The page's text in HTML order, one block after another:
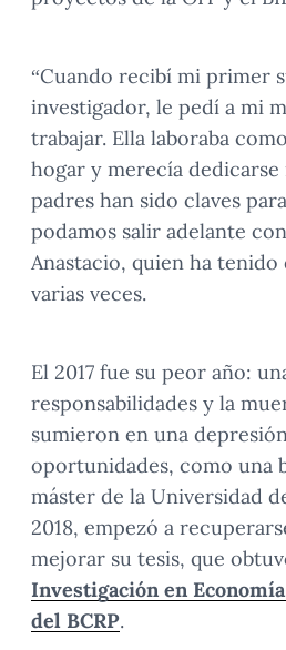
“Cuando recibí mi primer
investigador, le pedí a mi
trabajar. Ella laboraba
hogar y merecía dedicarse
padres han sido claves
podamos salir adelante
Anastacio, quien ha tenido
varias veces.
El 2017 fue su peor año:
responsabilidades y la
sumieron en una
oportunidades, como una
máster de la Universidad
2018, empezó a
mejorar su tesis, que
Investigación en
del BCRP.